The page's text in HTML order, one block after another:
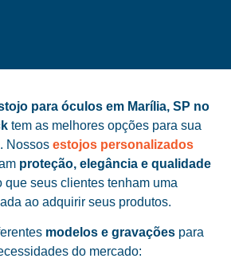
para óculos em Marília, SP no
tem as melhores opções para sua
Nossos estojos personalizados
proteção, elegância e qualidade
que seus clientes tenham uma
ao adquirir seus produtos.
modelos e gravações para
do mercado: